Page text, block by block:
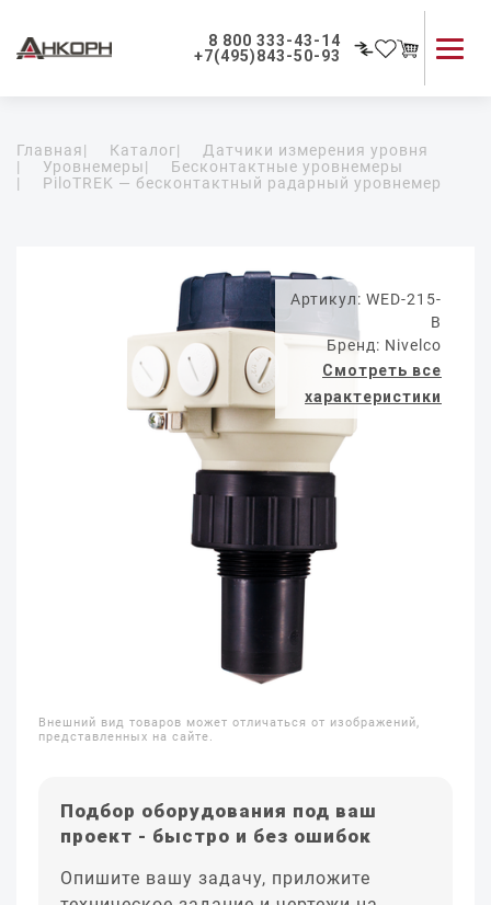
8 800 333-43-14
+7(495)843-50-93
Применение приборов
Как мы работаем
Главная| Каталог|
Датчики измерения уровня
|
Уровнемеры|
Бесконтактные уровнемеры
|
PiloTREK — бесконтактный радарный уровнемер
Артикул: WED-215-
B
Бренд: Nivelco
Смотреть все
характеристики
Внешний вид товаров может отличаться от изображений,
представленных на сайте.
Подбор оборудования под ваш
проект - быстро и без ошибок
Опишите вашу задачу, приложите